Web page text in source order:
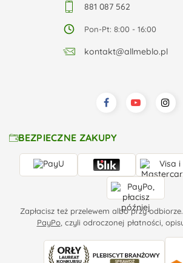
881 087 562
Pon-Pt: 8:00 - 16:00
kontakt@allmeblo.pl
BEZPIECZNE ZAKUPY
Zapłacisz też przelewem albo przy
PayPo, czyli odroczonej płatności,